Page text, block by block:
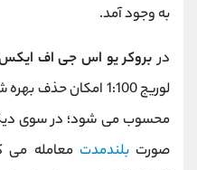
به وجود آمد.
دربروکر یو اس جی اف
لوریج 1:100 امکان
محسوب می شود؛ در سوی
صورتبلندمدت معامله می